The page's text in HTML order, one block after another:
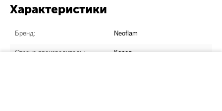
Характеристики
Бренд: Neoflam
Страна производитель: Корея